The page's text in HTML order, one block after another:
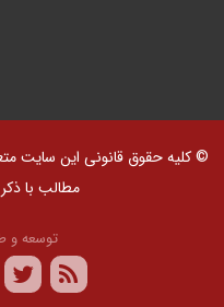
© کلیه حقوق قانونی این سایت
مطالب با
توسعه و